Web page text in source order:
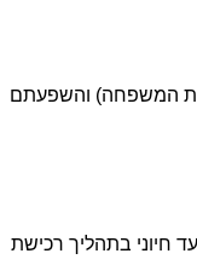
המשפחה) והשפעתם
משכנתא בשנת 2024 היא צעד חיוני בתהליך רכישת